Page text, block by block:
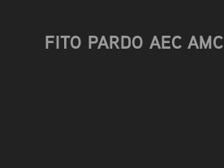
FITO PARDO AEC AMC